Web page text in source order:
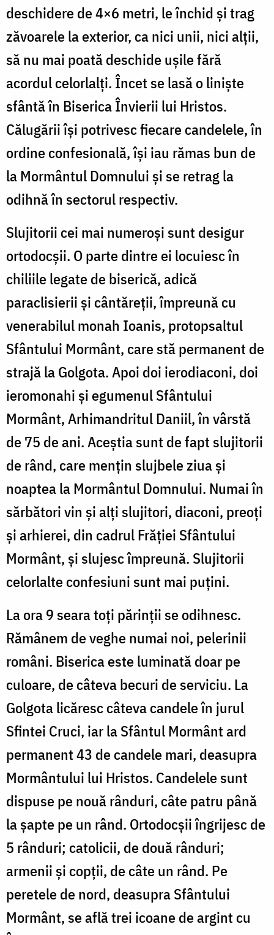
deschidere de 4×6 metri, le închid și trag
zăvoarele la exterior, ca nici unii, nici alții,
să nu mai poată deschide ușile fără
acordul celorlalți. Încet se lasă o liniște
sfântă în Biserica Învierii lui Hristos.
Călugării își potrivesc fiecare candelele, în
ordine confesională, își iau rămas bun de
la Mormântul Domnului și se retrag la
odihnă în sectorul respectiv.
Slujitorii cei mai numeroși sunt desigur
ortodocșii. O parte dintre ei locuiesc în
chiliile legate de biserică, adică
paraclisierii și cântăreții, împreună cu
venerabilul monah Ioanis, protopsaltul
Sfântului Mormânt, care stă permanent de
strajă la Golgota. Apoi doi ierodiaconi, doi
ieromonahi și egumenul Sfântului
Mormânt, Arhimandritul Daniil, în vârstă
de 75 de ani. Aceștia sunt de fapt slujitorii
de rând, care mențin slujbele ziua și
noaptea la Mormântul Domnului. Numai în
sărbători vin și alți slujitori, diaconi, preoți
și arhierei, din cadrul Frăției Sfântului
Mormânt, și slujesc împreună. Slujitorii
celorlalte confesiuni sunt mai puțini.
La ora 9 seara toți părinții se odihnesc.
Rămânem de veghe numai noi, pelerinii
români. Biserica este luminată doar pe
culoare, de câteva becuri de serviciu. La
Golgota licăresc câteva candele în jurul
Sfintei Cruci, iar la Sfântul Mormânt ard
permanent 43 de candele mari, deasupra
Mormântului lui Hristos. Candelele sunt
dispuse pe nouă rânduri, câte patru până
la șapte pe un rând. Ortodocșii îngrijesc de
5 rânduri; catolicii, de două rânduri;
armenii și copții, de câte un rând. Pe
peretele de nord, deasupra Sfântului
Mormânt, se află trei icoane de argint cu